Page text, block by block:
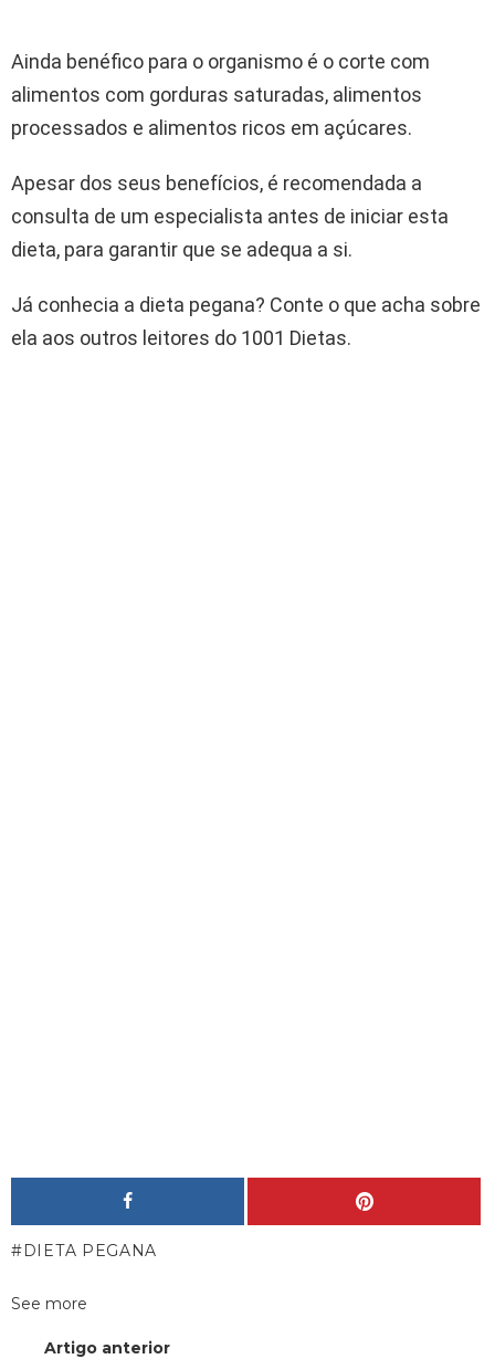
Ainda benéfico para o organismo é o corte com
alimentos com gorduras saturadas, alimentos
processados e alimentos ricos em açúcares.
Apesar dos seus benefícios, é recomendada a
consulta de um especialista antes de iniciar esta
dieta, para garantir que se adequa a si.
Já conhecia a dieta pegana? Conte o que acha sobre
ela aos outros leitores do 1001 Dietas.
DIETA PEGANA
See more
Artigo anterior